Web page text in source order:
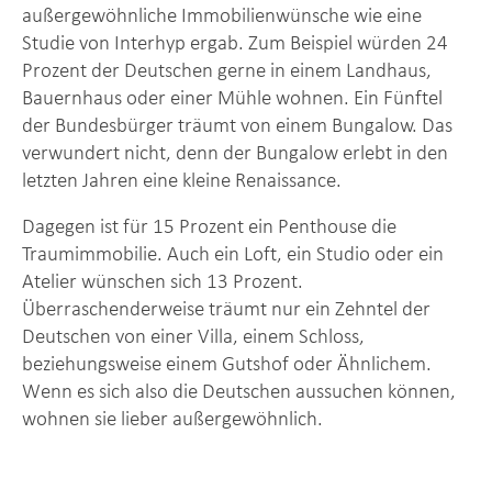
außergewöhnliche Immobilienwünsche wie eine
Studie von Interhyp ergab. Zum Beispiel würden 24
Prozent der Deutschen gerne in einem Landhaus,
Bauernhaus oder einer Mühle wohnen. Ein Fünftel
der Bundesbürger träumt von einem Bungalow. Das
verwundert nicht, denn der Bungalow erlebt in den
letzten Jahren eine kleine Renaissance.
Dagegen ist für 15 Prozent ein Penthouse die
Traumimmobilie. Auch ein Loft, ein Studio oder ein
Atelier wünschen sich 13 Prozent.
Überraschenderweise träumt nur ein Zehntel der
Deutschen von einer Villa, einem Schloss,
beziehungsweise einem Gutshof oder Ähnlichem.
Wenn es sich also die Deutschen aussuchen können,
wohnen sie lieber außergewöhnlich.